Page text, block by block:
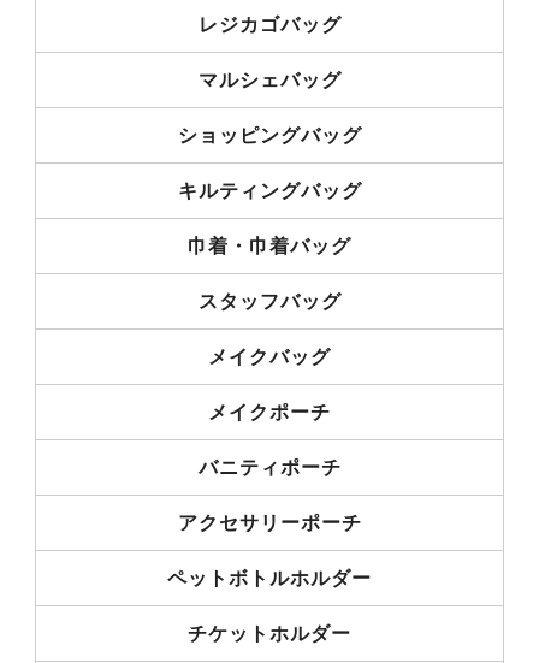
レジカゴバッグ
マルシェバッグ
ショッピングバッグ
キルティングバッグ
巾着・巾着バッグ
スタッフバッグ
メイクバッグ
メイクポーチ
バニティポーチ
アクセサリーポーチ
ペットボトルホルダー
チケットホルダー